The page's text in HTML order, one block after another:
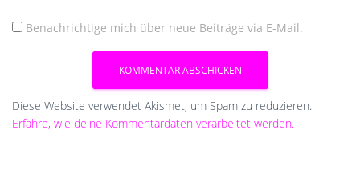
Benachrichtige mich über neue Beiträge via E-Mail.
Diese Website verwendet Akismet, um Spam zu reduzieren.
Erfahre, wie deine Kommentardaten verarbeitet werden.